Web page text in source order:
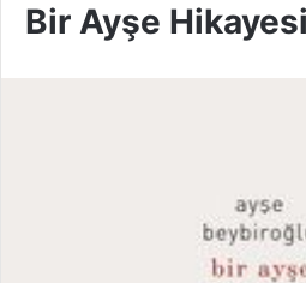
Bir Ayşe